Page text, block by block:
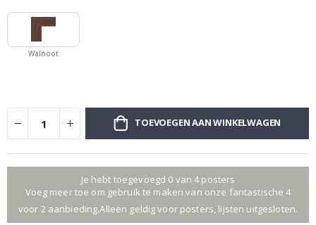
Walnoot
TOEVOEGEN AAN WINKELWAGEN
Je hebt toegevoegd 0 van 4 posters
Voeg meer toe om gebruik te maken van onze fantastische 4
voor 2 aanbieding.Alleen geldig voor posters, lijsten uitgesloten.